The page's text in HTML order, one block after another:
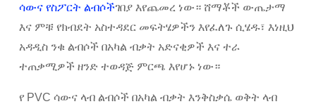
ሳውና የስፖርት ልብሶችገበያ እየጨመረ ነው። ሸማቾች ውጤታማ
እና ምቹ የክብደት አስተዳደር መፍትሄዎችን እየፈለጉ ሲሄዱ፣ እነዚህ
አዳዲስ ንቁ ልብሶች በአካል ብቃት አድናቂዎች እና ተራ
ተጠቃሚዎች ዘንድ ተወዳጅ ምርጫ እየሆኑ ነው።
የ PVC ሳውና ላብ ልብሶች በአካል ብቃት እንቅስቃሴ ወቅት ላብ